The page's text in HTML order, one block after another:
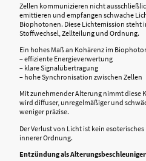
Zellen kommunizieren nicht
emittieren und empfangen schwache
Biophotonen. Diese Lichtemission steht
Stoffwechsel, Zellteilung und Ordnung.
Ein hohes Maß an Kohärenz im
– effiziente Energieverwertung
– klare Signalübertragung
– hohe Synchronisation zwischen Zellen
Mit zunehmender Alterung nimmt diese
wird diffuser, unregelmäßiger und
weniger präzise.
Der Verlust von Licht ist kein
innerer Ordnung.
Entzündung als Alterungsbeschleuniger